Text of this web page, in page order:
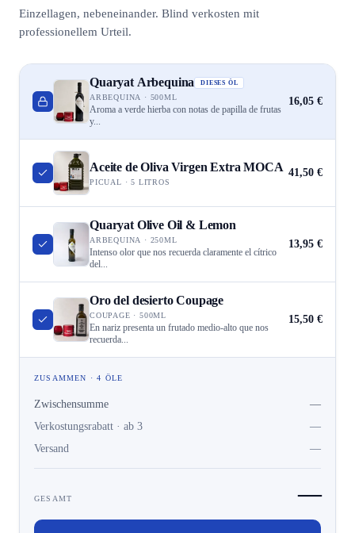
Einzellagen, nebeneinander. Blind verkosten mit
professionellem Urteil.
Quaryat Arbequina DIESES ÖL
ARBEQUINA · 500ML
Aroma a verde hierba con notas de papilla de frutas
y...
16,05 €
Aceite de Oliva Virgen Extra MOCA
PICUAL · 5 LITROS
41,50 €
Quaryat Olive Oil & Lemon
ARBEQUINA · 250ML
Intenso olor que nos recuerda claramente el cítrico
del...
13,95 €
Oro del desierto Coupage
COUPAGE · 500ML
En nariz presenta un frutado medio-alto que nos
recuerda...
15,50 €
ZUSAMMEN · 4 ÖLE
Zwischensumme
—
Verkostungsrabatt · ab 3
—
Versand
—
GESAMT —